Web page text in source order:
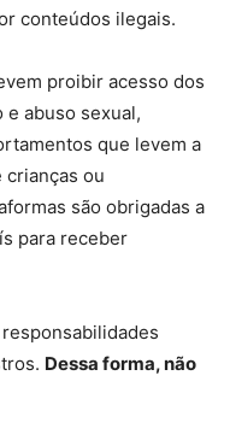
conteúdos ilegais.
proibir acesso dos
e abuso sexual,
que levem a
crianças ou
são obrigadas a
para receber
Dessa forma, não